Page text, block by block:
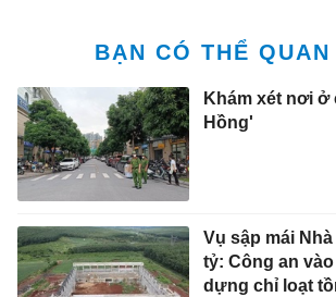
BẠN CÓ THỂ QUAN
Khám xét nơi ở
Hồng'
Vụ sập mái
tỷ: Công an
dựng chỉ loạt